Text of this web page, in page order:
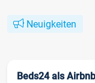
Neuigkeiten
Beds24 als